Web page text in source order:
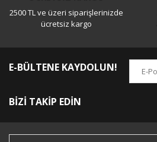
2500 TL ve üzeri siparişlerinizde
ücretsiz kargo
E-BÜLTENE KAYDOLUN!
BİZİ TAKİP EDİN